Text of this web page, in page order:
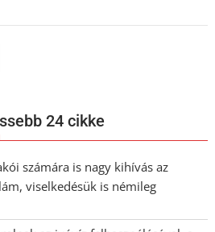
24 cikke
számára is nagy kihívás az
viselkedésük is némileg